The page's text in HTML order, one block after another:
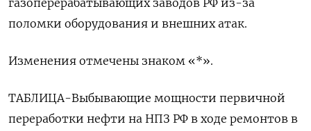
поломки оборудования и внешних атак.
Изменения отмечены знаком «*».
ТАБЛИЦА-Выбывающие мощности первичной
переработки нефти на НПЗ РФ в ходе ремонтов в